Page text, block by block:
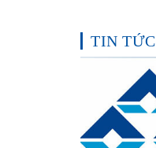
TIN TỨC